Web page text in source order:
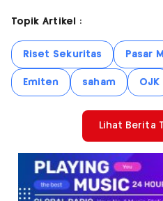
Topik Artikel :
Riset Sekuritas Pasar
Emiten saham OJK
Lihat Berita